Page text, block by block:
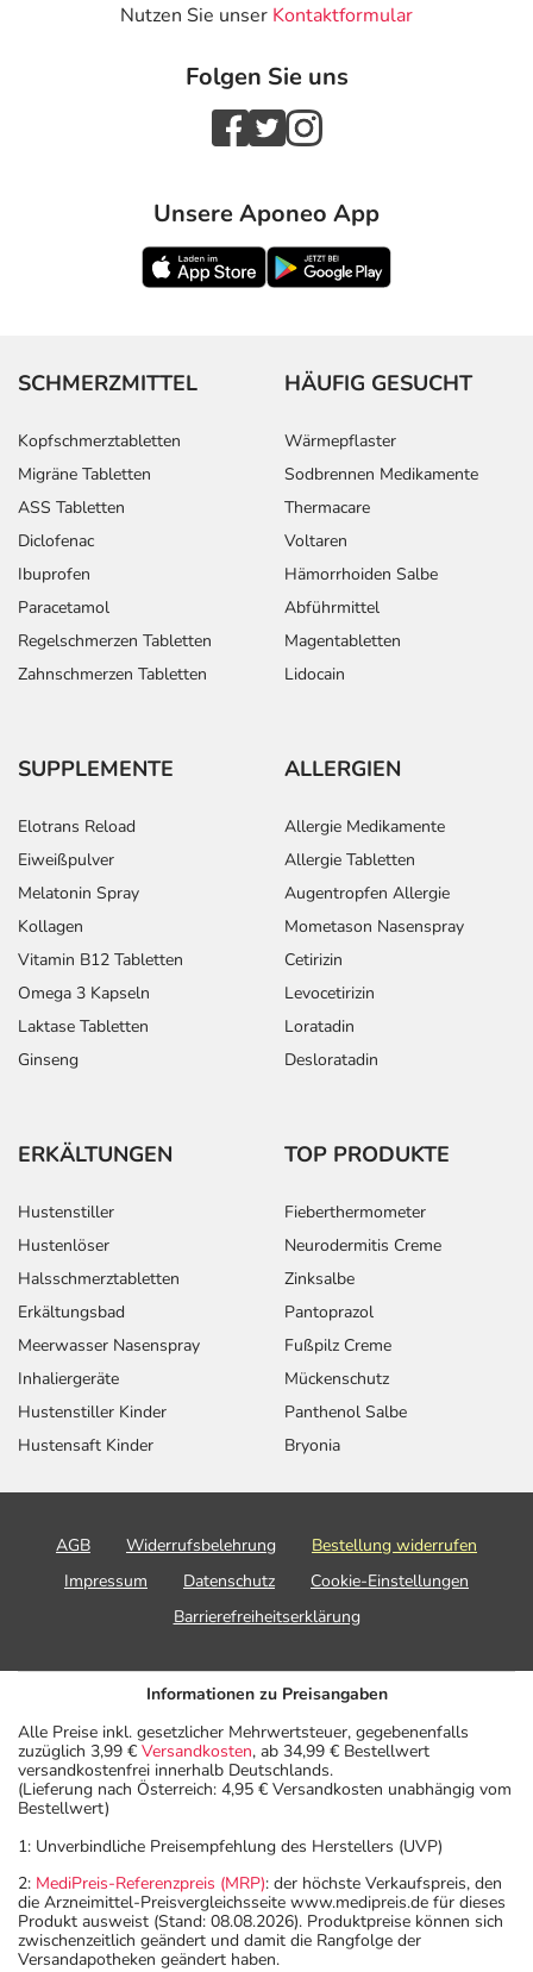
Nutzen Sie unser Kontaktformular
Folgen Sie uns
Unsere Aponeo App
SCHMERZMITTEL
Kopfschmerztabletten
Migräne Tabletten
ASS Tabletten
Diclofenac
Ibuprofen
Paracetamol
Regelschmerzen Tabletten
Zahnschmerzen Tabletten
HÄUFIG GESUCHT
Wärmepflaster
Sodbrennen Medikamente
Thermacare
Voltaren
Hämorrhoiden Salbe
Abführmittel
Magentabletten
Lidocain
SUPPLEMENTE
Elotrans Reload
Eiweißpulver
Melatonin Spray
Kollagen
Vitamin B12 Tabletten
Omega 3 Kapseln
Laktase Tabletten
Ginseng
ALLERGIEN
Allergie Medikamente
Allergie Tabletten
Augentropfen Allergie
Mometason Nasenspray
Cetirizin
Levocetirizin
Loratadin
Desloratadin
ERKÄLTUNGEN
Hustenstiller
Hustenlöser
Halsschmerztabletten
Erkältungsbad
Meerwasser Nasenspray
Inhaliergeräte
Hustenstiller Kinder
Hustensaft Kinder
TOP PRODUKTE
Fieberthermometer
Neurodermitis Creme
Zinksalbe
Pantoprazol
Fußpilz Creme
Mückenschutz
Panthenol Salbe
Bryonia
AGB Widerrufsbelehrung
Bestellung widerrufen
Impressum
Datenschutz
Cookie-Einstellungen
Barrierefreiheitserklärung
Informationen zu Preisangaben
Alle Preise inkl. gesetzlicher Mehrwertsteuer, gegebenenfalls
zuzüglich 3,99 € Versandkosten, ab 34,99 € Bestellwert
versandkostenfrei innerhalb Deutschlands.
(Lieferung nach Österreich: 4,95 € Versandkosten unabhängig vom
Bestellwert)
1: Unverbindliche Preisempfehlung des Herstellers (UVP)
2: MediPreis-Referenzpreis (MRP): der höchste Verkaufspreis, den
die Arzneimittel-Preisvergleichsseite www.medipreis.de für dieses
Produkt ausweist (Stand: 08.08.2026). Produktpreise können sich
zwischenzeitlich geändert und damit die Rangfolge der
Versandapotheken geändert haben.